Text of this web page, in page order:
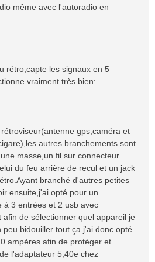
même avec l'autoradio en
rétro,capte les signaux en 5
vraiment très bien:
gps,caméra et
autres branchements sont
masse,un fil sur connecteur
du feu arrière de recul et un jack
branché d'autres petites
ensuite,j'ai opté pour un
à 3 entrées et 2 usb avec
de sélectionner quel appareil je
peu bidouiller tout ça j'ai donc opté
ampères afin de protéger et
l'adaptateur 5,40e chez